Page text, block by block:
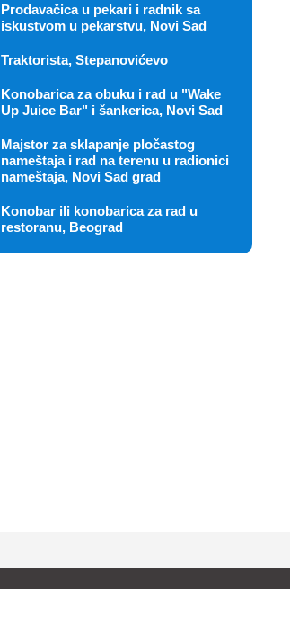
Prodavačica u pekari i radnik sa
iskustvom u pekarstvu, Novi Sad
Traktorista, Stepanovićevo
Konobarica za obuku i rad u "Wake
Up Juice Bar" i šankerica, Novi Sad
Majstor za sklapanje pločastog
nameštaja i rad na terenu u radionici
nameštaja, Novi Sad grad
Konobar ili konobarica za rad u
restoranu, Beograd